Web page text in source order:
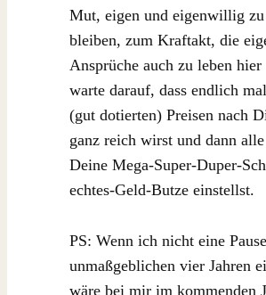
Mut, eigen und eigenwillig zu
bleiben, zum Kraftakt, die
Ansprüche auch zu leben
warte darauf, dass endlich
(gut dotierten) Preisen nach
ganz reich wirst und dann
Deine Mega-Super-Duper-
echtes-Geld-Butze einstellst.
PS: Wenn ich nicht eine
unmaßgeblichen vier Jahren
wäre bei mir im kommenden